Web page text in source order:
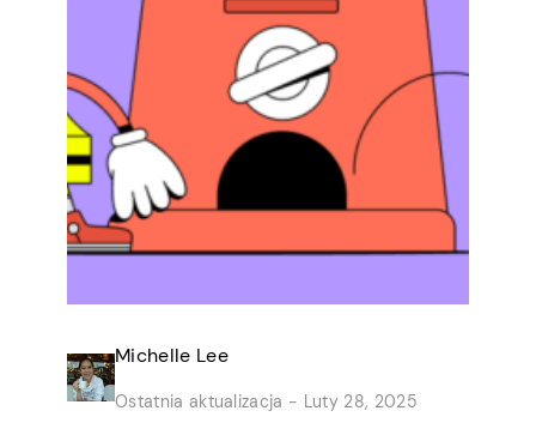
Michelle Lee
Ostatnia aktualizacja - Luty 28, 2025